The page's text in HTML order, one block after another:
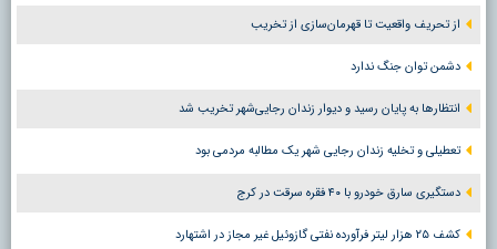
از تحریف واقعیت تا قهرمان‌سازی از تخریب
دشمن توان جنگ ندارد
انتظارها به پایان رسید و دیوار زندان رجایی‌شهر تخریب شد
تعطیلی و تخلیه زندان رجایی شهر یک مطالبه مردمی بود
دستگیری سارق خودرو با ۴۰ فقره سرقت در کرج
کشف ۲۵ هزار لیتر فرآورده نفتی گازوئیل غیر مجاز در اشتهارد